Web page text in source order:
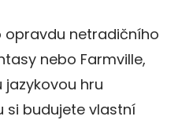
opravdu netradičního
nebo Farmville,
jazykovou hru
si budujete vlastní